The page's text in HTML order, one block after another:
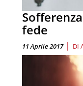
fede
11 Aprile 2017 | DI